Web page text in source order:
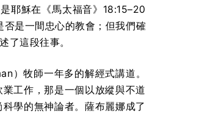
耶穌在《馬太福音》18:15–20
是一間忠心的教會；但我們確
了這段往事。
）牧師一年多的解經式講道。
工作，那是一個以放縱與不道
學的無神論者。薩布麗娜成了